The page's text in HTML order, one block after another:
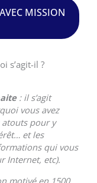
MISSION
s’agit-il ?
: il s’agit
vous avez
pour y
et les
qui vous
Internet, etc).
motivé en 1500